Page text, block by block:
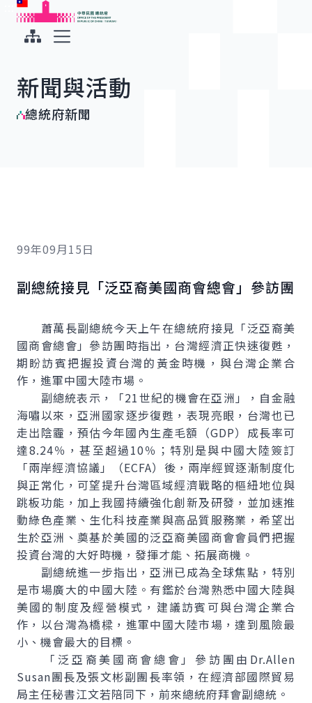
跳到主要內容
中華民國總統府
新聞與活動
總統府新聞
99年09月15日
副總統接見「泛亞裔美國商會總會」參訪團
蕭萬長副總統今天上午在總統府接見「泛亞裔美
國商會總會」參訪團時指出，台灣經濟正快速復甦，
期盼訪賓把握投資台灣的黃金時機，與台灣企業合
作，進軍中國大陸市場。
副總統表示，「21世紀的機會在亞洲」，自金融
海嘯以來，亞洲國家逐步復甦，表現亮眼，台灣也已
走出陰霾，預估今年國內生產毛額（GDP）成長率可
達8.24％，甚至超過10％；特別是與中國大陸簽訂
「兩岸經濟協議」（ECFA）後，兩岸經貿逐漸制度化
與正常化，可望提升台灣區域經濟戰略的樞紐地位與
跳板功能，加上我國持續強化創新及研發，並加速推
動綠色產業、生化科技產業與高品質服務業，希望出
生於亞洲、奠基於美國的泛亞裔美國商會會員們把握
投資台灣的大好時機，發揮才能、拓展商機。
副總統進一步指出，亞洲已成為全球焦點，特別
是市場廣大的中國大陸。有鑑於台灣熟悉中國大陸與
美國的制度及經營模式，建議訪賓可與台灣企業合
作，以台灣為橋樑，進軍中國大陸市場，達到風險最
小、機會最大的目標。
「泛亞裔美國商會總會」參訪團由Dr.Allen
Susan團長及張文彬副團長率領，在經濟部國際貿易
局主任秘書江文若陪同下，前來總統府拜會副總統。